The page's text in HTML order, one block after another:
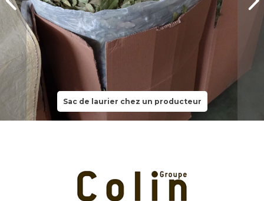
Sac de laurier chez un producteur